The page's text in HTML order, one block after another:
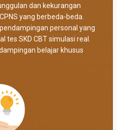
dan kekurangan
yang berbeda-beda.
personal yang
tes SKD CBT simulasi real.
belajar khusus